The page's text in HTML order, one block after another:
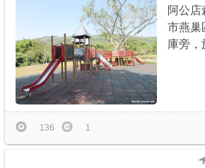
阿公店
市燕巢
庫旁，
136 1